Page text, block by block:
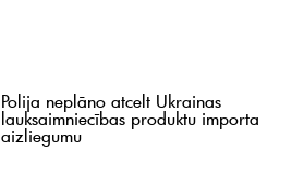
Polija neplāno atcelt Ukrainas
lauksaimniecības produktu importa
aizliegumu